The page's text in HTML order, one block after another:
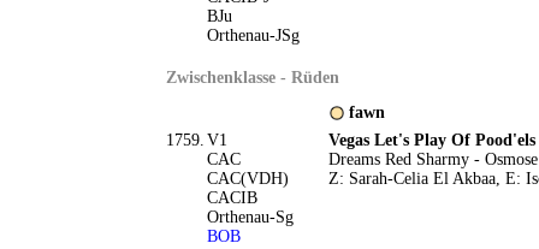
BJu
Orthenau-JSg
Zwischenklasse - Rüden
fawn
1759. V1
CAC
CAC(VDH)
CACIB
Orthenau-Sg
BOB
Vegas Let's Play Of
Dreams Red Sharmy -
Z: Sarah-Celia El Akbaa, E: